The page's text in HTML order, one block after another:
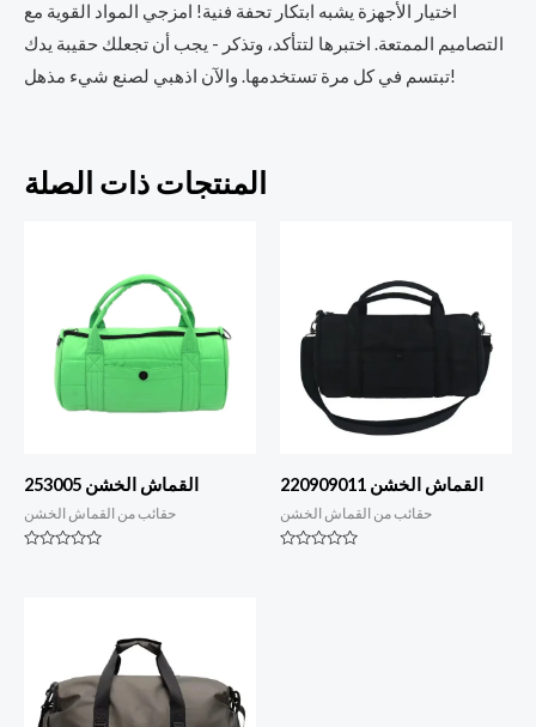
اختيار الأجهزة يشبه ابتكار تحفة فنية! امزجي المواد القوية مع
التصاميم الممتعة. اختبرها لتتأكد، وتذكر - يجب أن تجعلك حقيبة يدك
تبتسم في كل مرة تستخدمها. والآن اذهبي لصنع شيء مذهل!
المنتجات ذات الصلة
القماش الخشن 253005
حقائب من القماش الخشن
القماش الخشن 220909011
حقائب من القماش الخشن